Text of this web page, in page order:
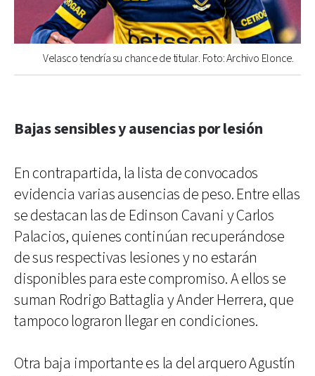
Velasco tendría su chance de titular. Foto: Archivo Elonce.
Bajas sensibles y ausencias por lesión
En contrapartida, la lista de convocados
evidencia varias ausencias de peso. Entre ellas
se destacan las de Edinson Cavani y Carlos
Palacios, quienes continúan recuperándose
de sus respectivas lesiones y no estarán
disponibles para este compromiso. A ellos se
suman Rodrigo Battaglia y Ander Herrera, que
tampoco lograron llegar en condiciones.
Otra baja importante es la del arquero Agustín